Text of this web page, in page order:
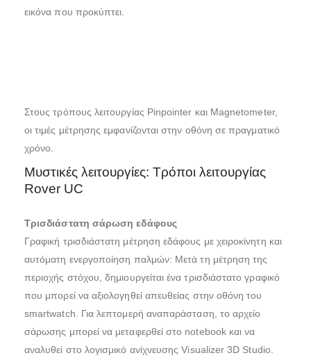
εικόνα που προκύπτει.
Στους τρόπους λειτουργίας Pinpointer και Magnetometer,
οι τιμές μέτρησης εμφανίζονται στην οθόνη σε πραγματικό
χρόνο.
Μυστικές λειτουργίες: Τρόποι λειτουργίας
Rover UC
Τρισδιάστατη σάρωση εδάφους
Γραφική τρισδιάστατη μέτρηση εδάφους με χειροκίνητη και
αυτόματη ενεργοποίηση παλμών: Μετά τη μέτρηση της
περιοχής στόχου, δημιουργείται ένα τρισδιάστατο γραφικό
που μπορεί να αξιολογηθεί απευθείας στην οθόνη του
smartwatch. Για λεπτομερή αναπαράσταση, το αρχείο
σάρωσης μπορεί να μεταφερθεί στο notebook και να
αναλυθεί στο λογισμικό ανίχνευσης Visualizer 3D Studio.